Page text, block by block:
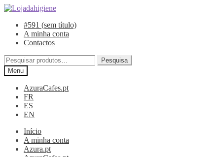
Ir
navegação
Saltar
conteúdo
#591 (sem título)
A minha conta
Contactos
Pesquisar
por:
Pesquisa
Menu
AzuraCafes.pt
FR
ES
EN
Início
A minha conta
Azura.pt